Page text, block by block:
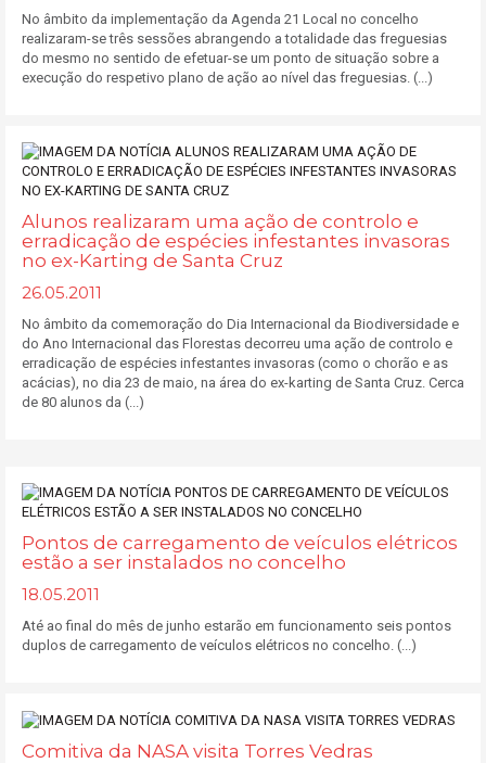
No âmbito da implementação da Agenda 21 Local no concelho
realizaram-se três sessões abrangendo a totalidade das freguesias
do mesmo no sentido de efetuar-se um ponto de situação sobre a
execução do respetivo plano de ação ao nível das freguesias. (...)
Alunos realizaram uma ação de controlo e
erradicação de espécies infestantes invasoras
no ex-Karting de Santa Cruz
26.05.2011
No âmbito da comemoração do Dia Internacional da Biodiversidade e
do Ano Internacional das Florestas decorreu uma ação de controlo e
erradicação de espécies infestantes invasoras (como o chorão e as
acácias), no dia 23 de maio, na área do ex-karting de Santa Cruz. Cerca
de 80 alunos da (...)
Pontos de carregamento de veículos elétricos
estão a ser instalados no concelho
18.05.2011
Até ao final do mês de junho estarão em funcionamento seis pontos
duplos de carregamento de veículos elétricos no concelho. (...)
Comitiva da NASA visita Torres Vedras